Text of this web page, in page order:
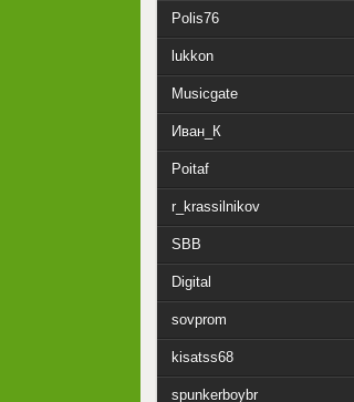
Polis76
lukkon
Musicgate
Иван_К
Poitaf
r_krassilnikov
SBB
Digital
sovprom
kisatss68
spunkerboybr